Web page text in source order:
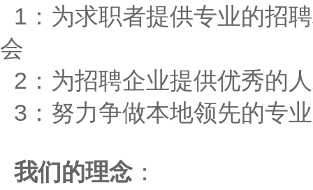
1：为求职者提供专业的招
会
2：为招聘企业提供优秀的
3：努力争做本地领先的专
我们的理念：